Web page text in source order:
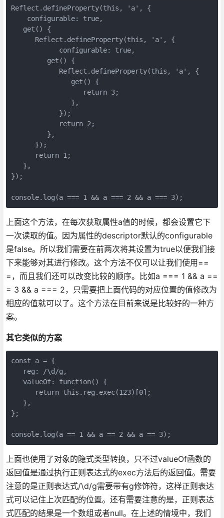
Reflect.defineProperty(this, 'a', {
    configurable: true,
   get() {
      Reflect.defineProperty(this, 'a', {
            configurable: true,
         get() {
            Reflect.defineProperty(this, 'a', {
               get() {
                  return 3;
               },
            });
            return 2;
         },
      });
      return 1;
   },
});
console.log(a === 1 && a === 2 && a === 3);
上面这个方法，在每次获取属性a值的时候，都会设置它下
一次读取的值。因为属性的descriptor默认的configurable
是false。所以我们需要在前两次将其设置为true以便我们接
下来能够对其进行修改。这个方法不仅可以让我们使用==
=，而且我们还可以改变比较的顺序。比如a === 1 && a ==
= 3 && a === 2，只需要把上面代码的对应位置的值修改为
相应的值就可以了。这个方法在目前来说是比较好的一种方
案。
其它类似的方案
const a = {
   reg: /\d/g,
   valueOf: function() {
      return this.reg.exec(123)[0];
   },
};
console.log(a == 1 && a == 2 && a == 3);
上面也使用了对象的隐式类型转换，只不过valueOf函数的
返回值是通过执行正则表达式的exec方法后的返回值。需要
注意的是正则表达式/\d/g需要带有g修饰符，这样正则表达
式可以记住上次匹配的位置。还有需要注意的是，正则表达
式匹配的结果是一个数组或者null。在上述的情境中，我们